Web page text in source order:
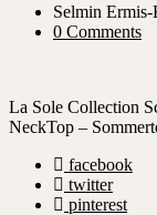
Selmin
0 Comments
La Sole Collection
NeckTop –
facebook
twitter
pinterest